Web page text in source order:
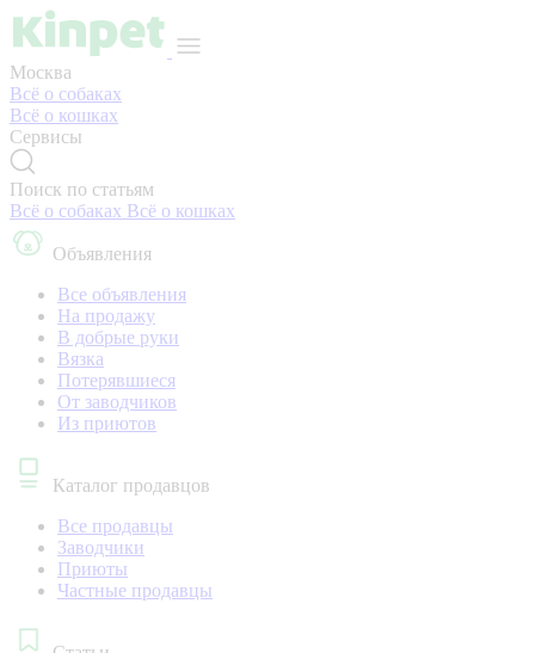
Москва
Всё о собаках
Всё о кошках
Сервисы
Поиск по статьям
Всё о собаках Всё о кошках
Объявления
Все объявления
На продажу
В добрые руки
Вязка
Потерявшиеся
От заводчиков
Из приютов
Каталог продавцов
Все продавцы
Заводчики
Приюты
Частные продавцы